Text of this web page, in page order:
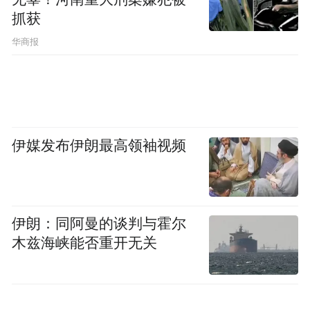
抓获
华商报
伊媒发布伊朗最高领袖视频
伊朗：同阿曼的谈判与霍尔
木兹海峡能否重开无关